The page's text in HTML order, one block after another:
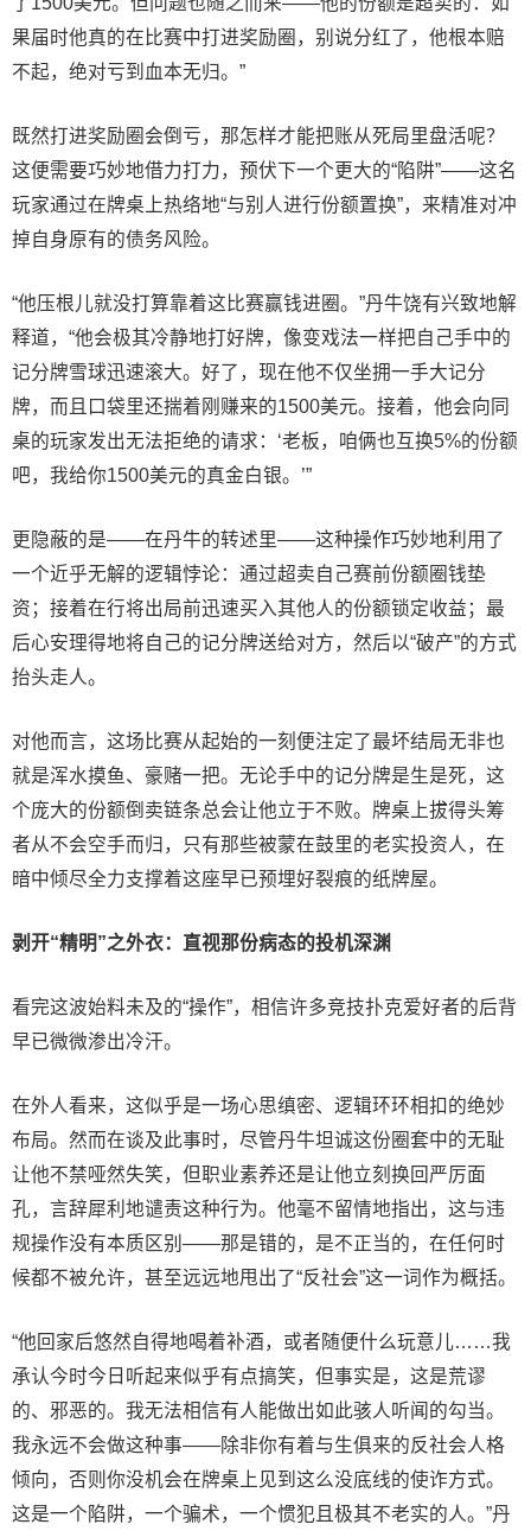
果届时他真的在比赛中打进奖励圈，别说分红了，他根本赔
不起，绝对亏到血本无归。”
既然打进奖励圈会倒亏，那怎样才能把账从死局里盘活呢？
这便需要巧妙地借力打力，预伏下一个更大的“陷阱”——这名
玩家通过在牌桌上热络地“与别人进行份额置换”，来精准对冲
掉自身原有的债务风险。
“他压根儿就没打算靠着这比赛赢钱进圈。”丹牛饶有兴致地解
释道，“他会极其冷静地打好牌，像变戏法一样把自己手中的
记分牌雪球迅速滚大。好了，现在他不仅坐拥一手大记分
牌，而且口袋里还揣着刚赚来的1500美元。接着，他会向同
桌的玩家发出无法拒绝的请求：‘老板，咱俩也互换5%的份额
吧，我给你1500美元的真金白银。’”
更隐蔽的是——在丹牛的转述里——这种操作巧妙地利用了
一个近乎无解的逻辑悖论：通过超卖自己赛前份额圈钱垫
资；接着在行将出局前迅速买入其他人的份额锁定收益；最
后心安理得地将自己的记分牌送给对方，然后以“破产”的方式
抬头走人。
对他而言，这场比赛从起始的一刻便注定了最坏结局无非也
就是浑水摸鱼、豪赌一把。无论手中的记分牌是生是死，这
个庞大的份额倒卖链条总会让他立于不败。牌桌上拔得头筹
者从不会空手而归，只有那些被蒙在鼓里的老实投资人，在
暗中倾尽全力支撑着这座早已预埋好裂痕的纸牌屋。
剥开“精明”之外衣：直视那份病态的投机深渊
看完这波始料未及的“操作”，相信许多竞技扑克爱好者的后背
早已微微渗出冷汗。
在外人看来，这似乎是一场心思缜密、逻辑环环相扣的绝妙
布局。然而在谈及此事时，尽管丹牛坦诚这份圈套中的无耻
让他不禁哑然失笑，但职业素养还是让他立刻换回严厉面
孔，言辞犀利地谴责这种行为。他毫不留情地指出，这与违
规操作没有本质区别——那是错的，是不正当的，在任何时
候都不被允许，甚至远远地甩出了“反社会”这一词作为概括。
“他回家后悠然自得地喝着补酒，或者随便什么玩意儿……我
承认今时今日听起来似乎有点搞笑，但事实是，这是荒谬
的、邪恶的。我无法相信有人能做出如此骇人听闻的勾当。
我永远不会做这种事——除非你有着与生俱来的反社会人格
倾向，否则你没机会在牌桌上见到这么没底线的使诈方式。
这是一个陷阱，一个骗术，一个惯犯且极其不老实的人。”丹